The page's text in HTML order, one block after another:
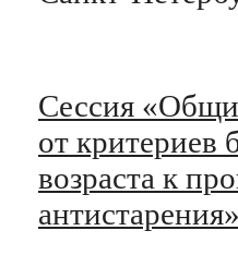
Сессия
от критериев
возраста к